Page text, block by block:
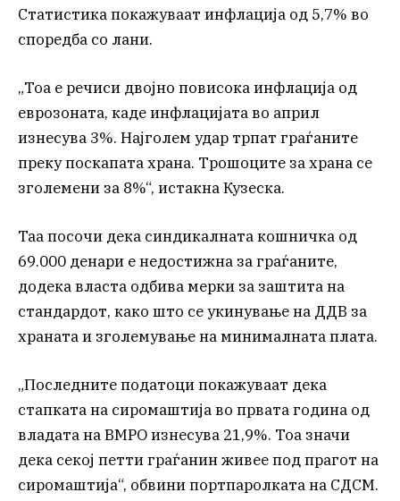
Статистика покажуваат инфлација од 5,7% во
споредба со лани.
„Тоа е речиси двојно повисока инфлација од
еврозоната, каде инфлацијата во април
изнесува 3%. Најголем удар трпат граѓаните
преку поскапата храна. Трошоците за храна се
зголемени за 8%“, истакна Кузеска.
Таа посочи дека синдикалната кошничка од
69.000 денари е недостижна за граѓаните,
додека власта одбива мерки за заштита на
стандардот, како што се укинување на ДДВ за
храната и зголемување на минималната плата.
„Последните податоци покажуваат дека
стапката на сиромаштија во првата година од
владата на ВМРО изнесува 21,9%. Тоа значи
дека секој петти граѓанин живее под прагот на
сиромаштија“, обвини портпаролката на СДСМ.